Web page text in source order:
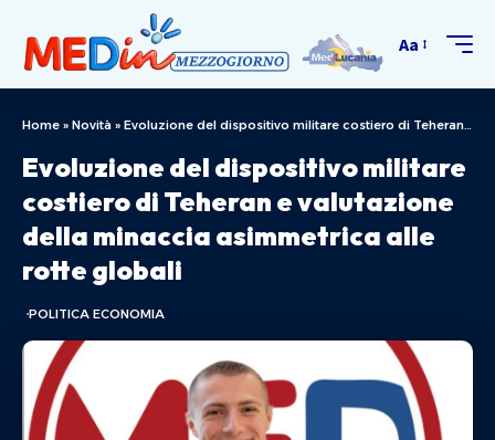
Aa
Home » Novità » Evoluzione del dispositivo militare costiero di Teheran e valutazione della minaccia asimmetrica alle rotte globali
Evoluzione del dispositivo militare
costiero di Teheran e valutazione
della minaccia asimmetrica alle
rotte globali
POLITICA ECONOMIA